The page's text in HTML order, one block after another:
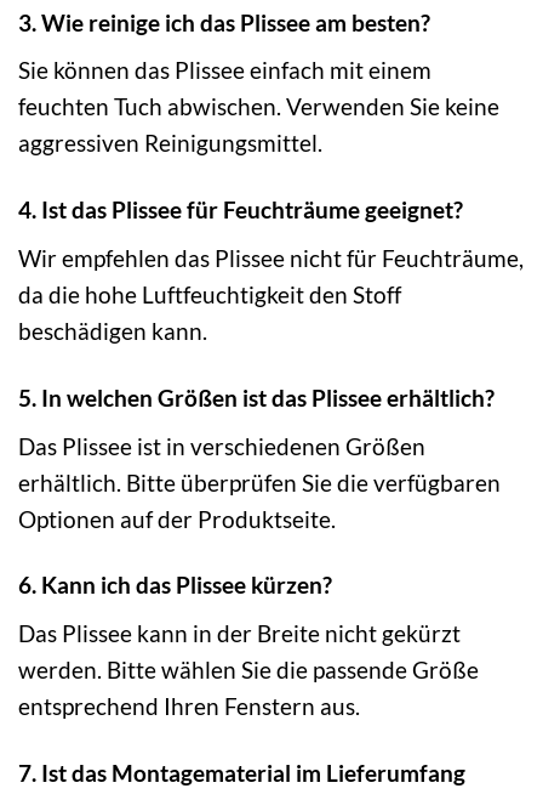
3. Wie reinige ich das Plissee am besten?
Sie können das Plissee einfach mit einem
feuchten Tuch abwischen. Verwenden Sie keine
aggressiven Reinigungsmittel.
4. Ist das Plissee für Feuchträume geeignet?
Wir empfehlen das Plissee nicht für Feuchträume,
da die hohe Luftfeuchtigkeit den Stoff
beschädigen kann.
5. In welchen Größen ist das Plissee erhältlich?
Das Plissee ist in verschiedenen Größen
erhältlich. Bitte überprüfen Sie die verfügbaren
Optionen auf der Produktseite.
6. Kann ich das Plissee kürzen?
Das Plissee kann in der Breite nicht gekürzt
werden. Bitte wählen Sie die passende Größe
entsprechend Ihren Fenstern aus.
7. Ist das Montagematerial im Lieferumfang